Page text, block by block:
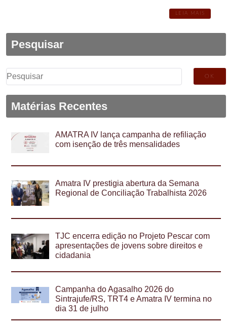
LEIA MAIS
Pesquisar
Pesquisar
por:
Matérias Recentes
AMATRA IV lança campanha de refiliação
com isenção de três mensalidades
Amatra IV prestigia abertura da Semana
Regional de Conciliação Trabalhista 2026
TJC encerra edição no Projeto Pescar com
apresentações de jovens sobre direitos e
cidadania
Campanha do Agasalho 2026 do
Sintrajufe/RS, TRT4 e Amatra IV termina no
dia 31 de julho